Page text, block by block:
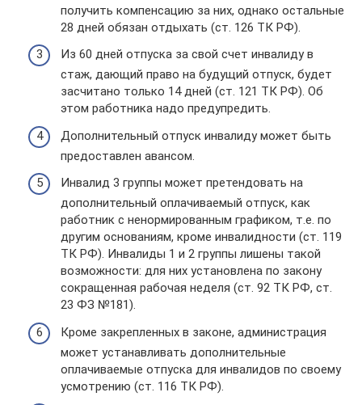
получить компенсацию за них, однако остальные
28 дней обязан отдыхать (ст. 126 ТК РФ).
Из 60 дней отпуска за свой счет инвалиду в
стаж, дающий право на будущий отпуск, будет
засчитано только 14 дней (ст. 121 ТК РФ). Об
этом работника надо предупредить.
Дополнительный отпуск инвалиду может быть
предоставлен авансом.
Инвалид 3 группы может претендовать на
дополнительный оплачиваемый отпуск, как
работник с ненормированным графиком, т.е. по
другим основаниям, кроме инвалидности (ст. 119
ТК РФ). Инвалиды 1 и 2 группы лишены такой
возможности: для них установлена по закону
сокращенная рабочая неделя (ст. 92 ТК РФ, ст.
23 ФЗ №181).
Кроме закрепленных в законе, администрация
может устанавливать дополнительные
оплачиваемые отпуска для инвалидов по своему
усмотрению (ст. 116 ТК РФ).